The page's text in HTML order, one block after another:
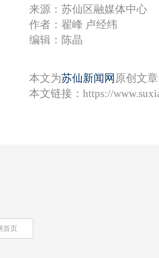
来源：苏仙区融媒体中心
作者：翟峰 卢经纬
编辑：陈晶
本文为苏仙新闻网 原创文
本文链接： https://
首页